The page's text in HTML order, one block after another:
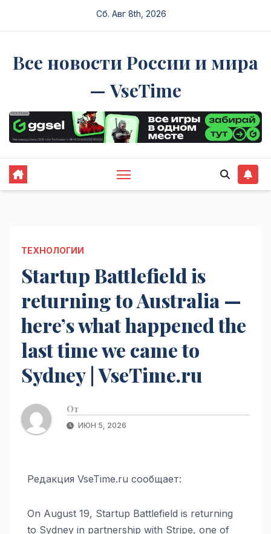
Сб. Авг 8th, 2026
Все новости России и мира
— VseTime
ТЕХНОЛОГИИ
Startup Battlefield is
returning to Australia —
here’s what happened the
last time we came to
Sydney | VseTime.ru
От
ИЮН 5, 2026
Редакция VseTime.ru сообщает:
On August 19, Startup Battlefield is returning
to Sydney in partnership with Stripe, one of